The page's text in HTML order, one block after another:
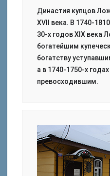
Династия купцов
XVII века. В 1740-
30-х годов XIX века
богатейшим
богатству
а в 1740-1750-х
превосходившим.